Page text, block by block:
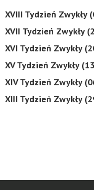
XVIII Tydzień Zwykły
XVII Tydzień Zwykły
XVI Tydzień Zwykły
XV Tydzień Zwykły
XIV Tydzień Zwykły
XIII Tydzień Zwykły